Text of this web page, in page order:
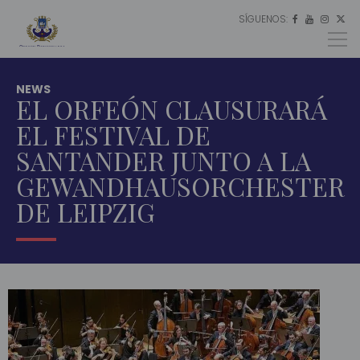
SÍGUENOS:    ES
EU
EN
NEWS
EL ORFEÓN CLAUSURARÁ
EL FESTIVAL DE
SANTANDER JUNTO A LA
GEWANDHAUSORCHESTER
DE LEIPZIG
INICIO
ACTUALIDAD